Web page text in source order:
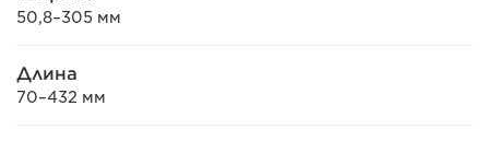
50,8–305 мм
Длина
70–432 мм